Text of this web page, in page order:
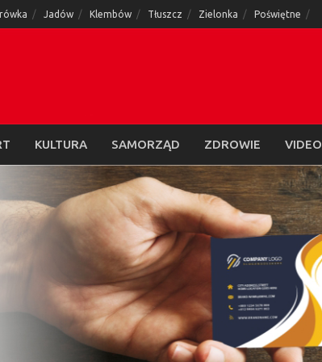
Jadów Klembów Tłuszcz Zielonka Poświętne
KULTURA SAMORZĄD ZDROWIE VIDEO